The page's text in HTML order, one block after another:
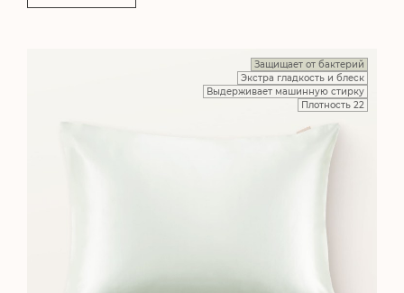
Защищает от бактерий
Экстра гладкость и блеск
Выдерживает машинную стирку
Плотность 22